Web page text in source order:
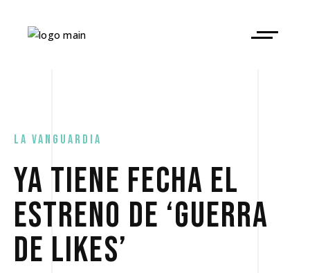
la vanguardia
YA TIENE FECHA EL
ESTRENO DE ‘GUERRA
DE LIKES’